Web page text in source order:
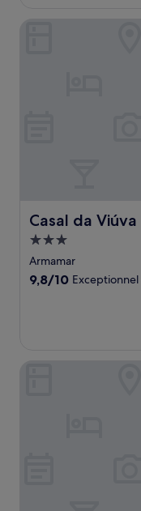
Casal da Viúva
Casal da Viúva
Hébergement
3.0 étoiles
Armamar
9.8
9,8/10 Exceptionnel